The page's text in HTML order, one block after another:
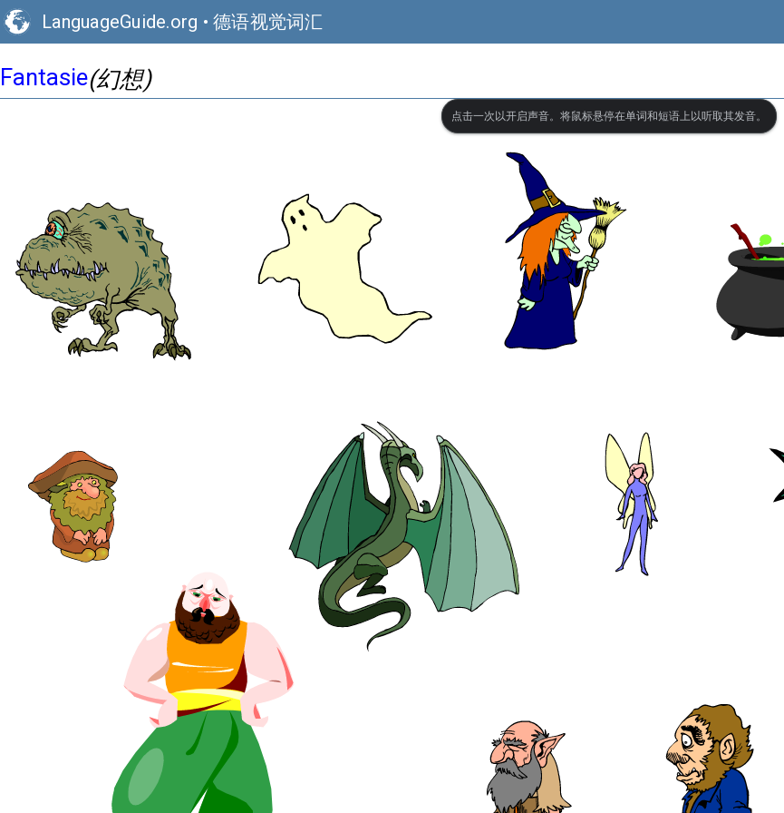
LanguageGuide.org • 德语视觉词汇
Fantasie(幻想)
点击一次以开启声音。将鼠标悬停在单词和短语上以听取其发音。